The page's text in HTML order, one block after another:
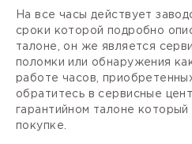
На все часы действует
сроки которой подробно
талоне, он же является
поломки или обнаружения
работе часов,
обратитесь в сервисные
гарантийном талоне
покупке.